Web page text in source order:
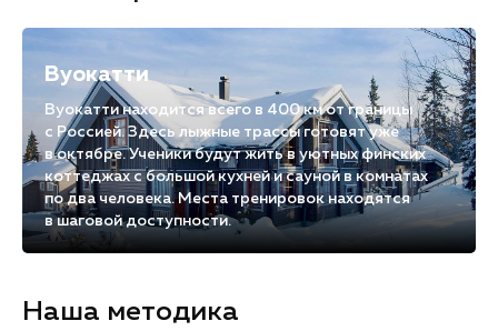
Вуокатти
Вуокатти находится всего в 400 км от границы
с Россией. Здесь лыжные трассы готовят уже
в октябре. Ученики будут жить в уютных финских
коттеджах с большой кухней и сауной в комнатах
по два человека. Места тренировок находятся
в шаговой доступности.
Наша методика